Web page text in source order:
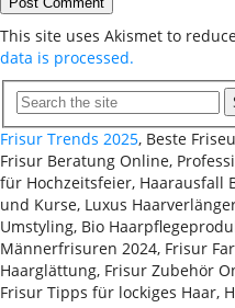
This site uses Akismet to
data is processed.
Frisur Trends 2025, Beste
Frisur Beratung Online,
für Hochzeitsfeier, Haarausfall
und Kurse, Luxus
Umstyling, Bio
Männerfrisuren 2024, Frisur
Haarglättung, Frisur Zubehör
Frisur Tipps für lockiges Haar,